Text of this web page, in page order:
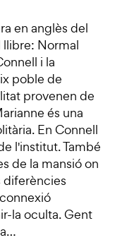
en anglès del
Normal
i la
poble de
provenen de
és una
En Connell
l'institut. També
de la mansió on
diferències
la oculta. Gent